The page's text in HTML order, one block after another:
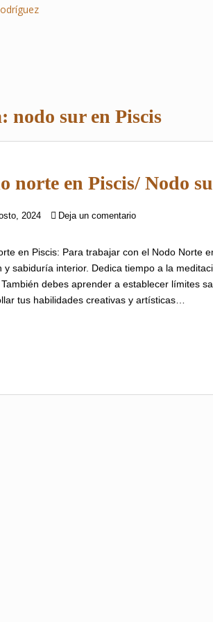
nodo sur en Piscis
norte en Piscis/ Nodo
2024 Deja un comentario
en Piscis: Para trabajar con el Nodo Norte
y sabiduría interior. Dedica tiempo a la
debes aprender a establecer límites
tus habilidades creativas y artísticas…